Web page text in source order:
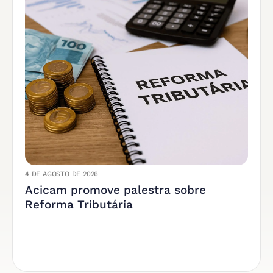
4 DE AGOSTO DE 2026
Acicam promove palestra sobre
Reforma Tributária